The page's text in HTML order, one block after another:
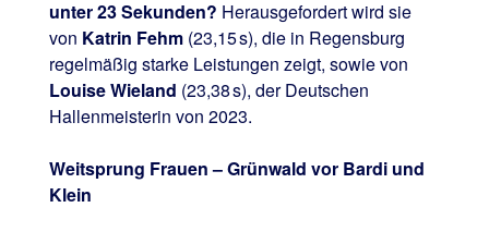
unter 23 Sekunden? Herausgefordert wird sie
von Katrin Fehm(23,15 s), die in Regensburg
regelmäßig starke Leistungen zeigt, sowie von
Louise Wieland (23,38 s), der Deutschen
Hallenmeisterin von 2023.
Weitsprung Frauen – Grünwald vor Bardi und
Klein